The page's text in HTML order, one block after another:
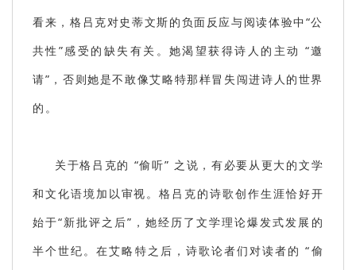
看来，格吕克对史蒂文斯的负面反应与阅读体验中“公
共性”感受的缺失有关。她渴望获得诗人的主动 “邀
请”，否则她是不敢像艾略特那样冒失闯进诗人的世界
的。
关于格吕克的 “偷听” 之说，有必要从更大的文学
和文化语境加以审视。格吕克的诗歌创作生涯恰好开
始于“新批评之后”，她经历了文学理论爆发式发展的
半个世纪。在艾略特之后，诗歌论者们对读者的 “偷